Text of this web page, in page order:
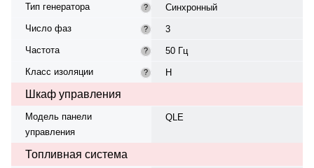
Тип генератора
?
Синхронный
Число фаз
?
3
Частота
?
50 Гц
Класс изоляции
? H
Шкаф управления
Модель панели
управления
QLE
Топливная система